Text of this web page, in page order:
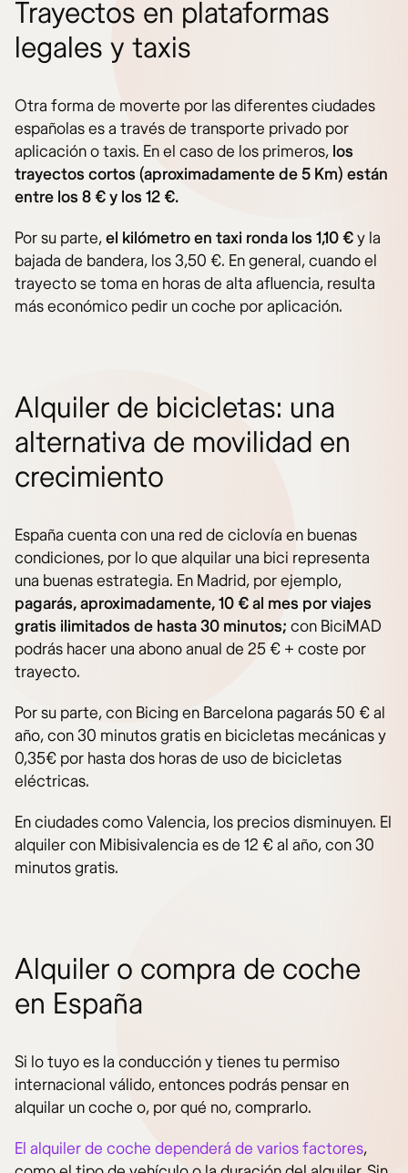
Trayectos en plataformas
legales y taxis
Otra forma de moverte por las diferentes ciudades
españolas es a través de transporte privado por
aplicación o taxis. En el caso de los primeros, los
trayectos cortos (aproximadamente de 5 Km) están
entre los 8 € y los 12 €.
Por su parte,el kilómetro en taxi ronda los 1,10 €y la
bajada de bandera, los 3,50 €. En general, cuando el
trayecto se toma en horas de alta afluencia, resulta
más económico pedir un coche por aplicación.
Alquiler de bicicletas: una
alternativa de movilidad en
crecimiento
España cuenta con una red de ciclovía en buenas
condiciones, por lo que alquilar una bici representa
una buenas estrategia. En Madrid, por ejemplo,
pagarás, aproximadamente, 10 € al mes por viajes
gratis ilimitados de hasta 30 minutos; con BiciMAD
podrás hacer una abono anual de 25 € + coste por
trayecto.
Por su parte, con Bicing en Barcelona pagarás 50 € al
año, con 30 minutos gratis en bicicletas mecánicas y
0,35€ por hasta dos horas de uso de bicicletas
eléctricas.
En ciudades como Valencia, los precios disminuyen. El
alquiler con Mibisivalencia es de 12 € al año, con 30
minutos gratis.
Alquiler o compra de coche
en España
Si lo tuyo es la conducción y tienes tu permiso
internacional válido, entonces podrás pensar en
alquilar un coche o, por qué no, comprarlo.
El alquiler de coche dependerá de varios factores,